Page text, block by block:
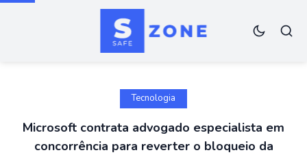
Tecnologia
Microsoft contrata advogado especialista em
concorrência para reverter o bloqueio da